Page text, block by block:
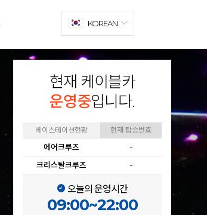
현재 케이블카
운영중입니다.
베이스테이션현황 현재 탑승번호
에어크루즈
-
크리스탈크루즈
-
오늘의 운영시간
09:00~22:00
KOREAN